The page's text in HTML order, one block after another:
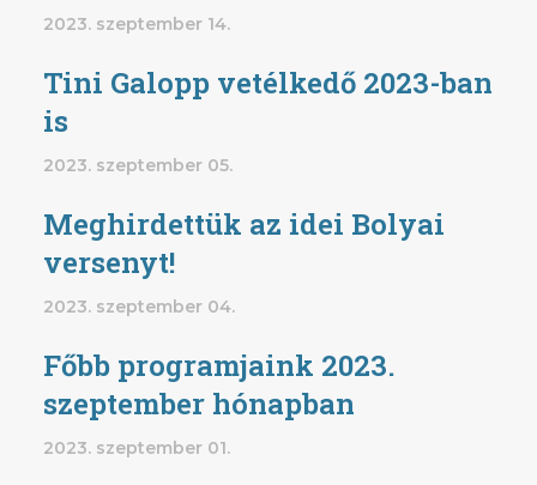
2023. szeptember 14.
Tini Galopp vetélkedő 2023-ban
is
2023. szeptember 05.
Meghirdettük az idei Bolyai
versenyt!
2023. szeptember 04.
Főbb programjaink 2023.
szeptember hónapban
2023. szeptember 01.